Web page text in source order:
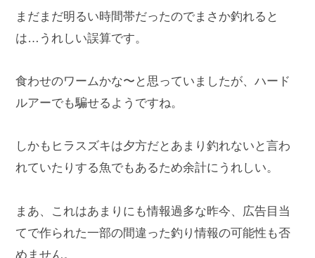
まだまだ明るい時間帯だったのでまさか釣れると
は…うれしい誤算です。
食わせのワームかな〜と思っていましたが、ハード
ルアーでも騙せるようですね。
しかもヒラスズキは夕方だとあまり釣れないと言わ
れていたりする魚でもあるため余計にうれしい。
まあ、これはあまりにも情報過多な昨今、広告目当
てで作られた一部の間違った釣り情報の可能性も否
めません。